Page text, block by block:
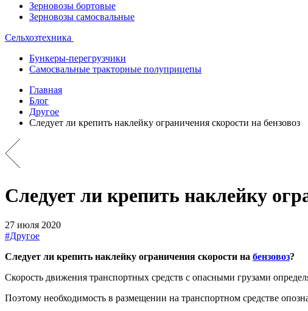
Зерновозы бортовые
Зерновозы самосвальные
Сельхозтехника
Бункеры-перегрузчики
Самосвальные тракторные полуприцепы
Главная
Блог
Другое
Следует ли крепить наклейку ограничения скорости на бензовоз
Следует ли крепить наклейку
27 июля 2020
#Другое
Следует ли крепить наклейку ограничения скорости на бензовоз?
Скорость движения транспортных средств с опасными грузами
Поэтому необходимость в размещении на транспортном средстве